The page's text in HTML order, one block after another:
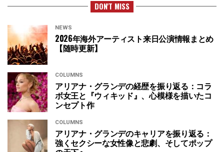
DON'T MISS
NEWS
2026年海外アーティスト来日公演情報まとめ
【随時更新】
COLUMNS
アリアナ・グランデの経歴を振り返る：コラ
ボ女王と『ウィキッド』、心模様を描いたコ
ンセプト作
COLUMNS
アリアナ・グランデのキャリアを振り返る：
強くセクシーな女性像と悲劇、そしてポップ